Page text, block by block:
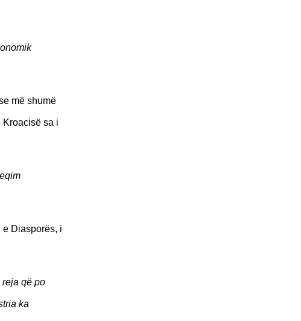
më shumë
Kroacisë sa i
e Diasporës, i
reja që po
ka